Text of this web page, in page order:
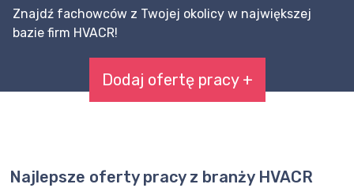
Znajdź fachowców z Twojej okolicy w największej
bazie firm HVACR!
Dodaj ofertę pracy +
Najlepsze oferty pracy z branży HVACR